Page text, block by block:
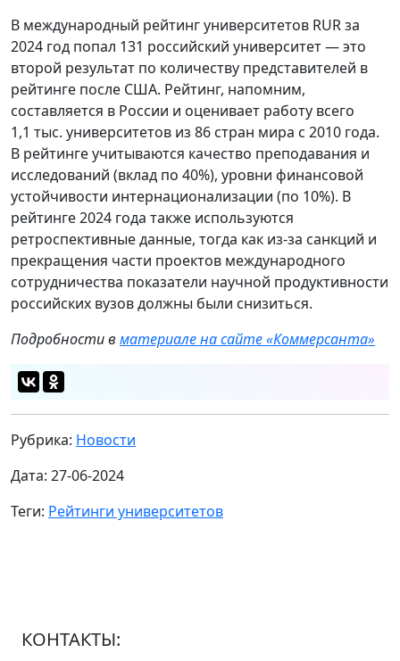
В международный рейтинг университетов RUR за
2024 год попал 131 российский университет — это
второй результат по количеству представителей в
рейтинге после США. Рейтинг, напомним,
составляется в России и оценивает работу всего
1,1 тыс. университетов из 86 стран мира с 2010 года.
В рейтинге учитываются качество преподавания и
исследований (вклад по 40%), уровни финансовой
устойчивости интернационализации (по 10%). В
рейтинге 2024 года также используются
ретроспективные данные, тогда как из-за санкций и
прекращения части проектов международного
сотрудничества показатели научной продуктивности
российских вузов должны были снизиться.
Подробности вматериале на сайте «Коммерсанта»
Рубрика: Новости
Дата: 27-06-2024
Теги: Рейтинги университетов
КОНТАКТЫ: